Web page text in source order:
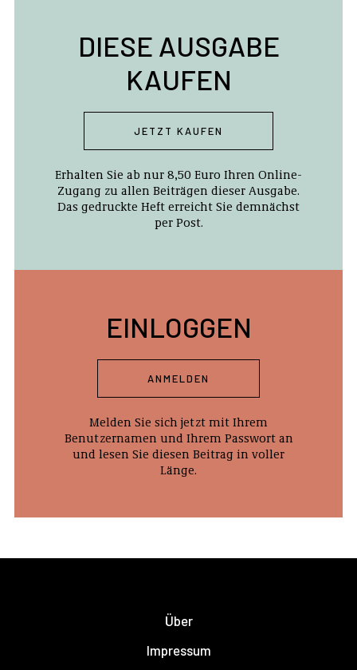
DIESE AUSGABE
KAUFEN
JETZT KAUFEN
Erhalten Sie ab nur 8,50 Euro Ihren Online-
Zugang zu allen Beiträgen dieser Ausgabe.
Das gedruckte Heft erreicht Sie demnächst
per Post.
EINLOGGEN
ANMELDEN
Melden Sie sich jetzt mit Ihrem
Benutzernamen und Ihrem Passwort an
und lesen Sie diesen Beitrag in voller
Länge.
Über
Impressum